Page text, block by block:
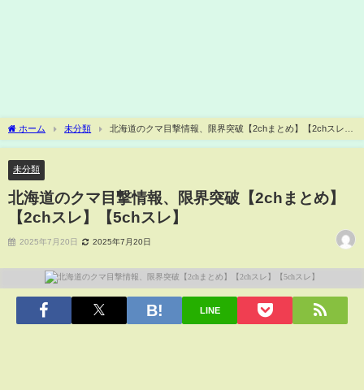
ホーム 未分類
北海道のクマ目撃情報、限界突破【2chまとめ】【2chスレ】
【5chスレ】
未分類
北海道のクマ目撃情報、限界突破【2chまとめ】
【2chスレ】【5chスレ】
2025年7月20日 2025年7月20日
LINE